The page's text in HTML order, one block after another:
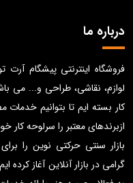
درباره ما
فروشگاه اینترنتی پیشگام آرت
لوازم، نقاشی، طراحی و... می
کار بسته ایم تا بتوانیم خدمات
ازبرندهای معتبر را سرلوحه کار
بازار سنتی حرکتی نوین را
گرامی در بازار آنلاین آغاز